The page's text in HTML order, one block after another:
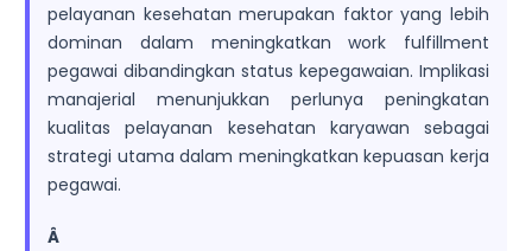
pelayanan kesehatan merupakan faktor yang lebih
dominan dalam meningkatkan work fulfillment
pegawai dibandingkan status kepegawaian. Implikasi
manajerial menunjukkan perlunya peningkatan
kualitas pelayanan kesehatan karyawan sebagai
strategi utama dalam meningkatkan kepuasan kerja
pegawai.
Â